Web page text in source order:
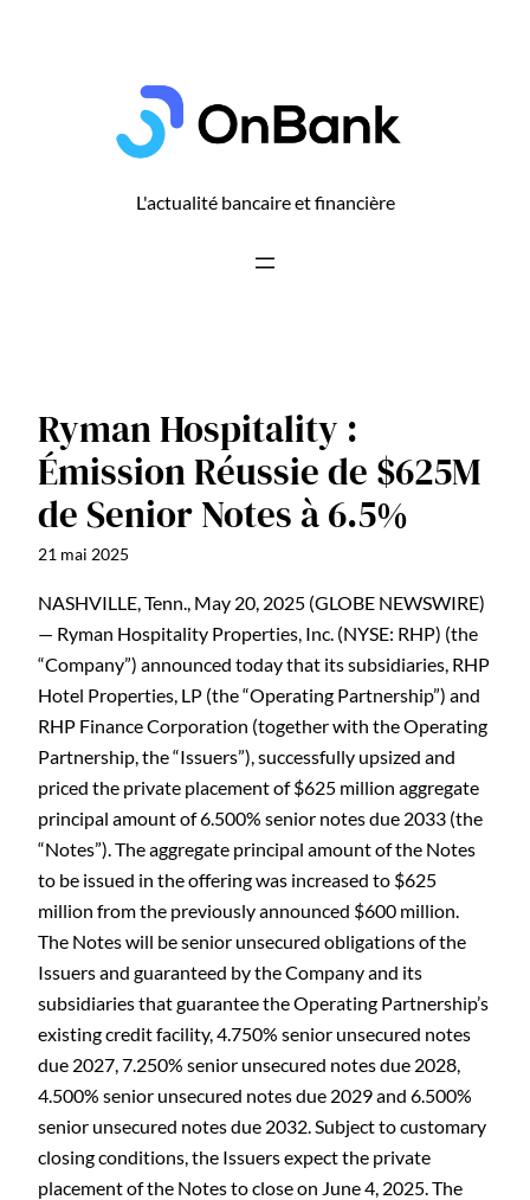
L'actualité bancaire et financière
Ryman Hospitality :
Émission Réussie de $625M
de Senior Notes à 6.5%
21 mai 2025
NASHVILLE, Tenn., May 20, 2025 (GLOBE NEWSWIRE)
— Ryman Hospitality Properties, Inc. (NYSE: RHP) (the
“Company”) announced today that its subsidiaries, RHP
Hotel Properties, LP (the “Operating Partnership”) and
RHP Finance Corporation (together with the Operating
Partnership, the “Issuers”), successfully upsized and
priced the private placement of $625 million aggregate
principal amount of 6.500% senior notes due 2033 (the
“Notes”). The aggregate principal amount of the Notes
to be issued in the offering was increased to $625
million from the previously announced $600 million.
The Notes will be senior unsecured obligations of the
Issuers and guaranteed by the Company and its
subsidiaries that guarantee the Operating Partnership’s
existing credit facility, 4.750% senior unsecured notes
due 2027, 7.250% senior unsecured notes due 2028,
4.500% senior unsecured notes due 2029 and 6.500%
senior unsecured notes due 2032. Subject to customary
closing conditions, the Issuers expect the private
placement of the Notes to close on June 4, 2025. The